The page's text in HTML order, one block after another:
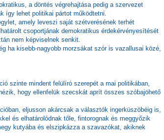
a döntés végrehajtása pedig a szervezet
így lehet politikai pártot működtetni.
amely leveszi saját szétverésének terhét
csoportjának demokratikus érdekérvényesítését
nem képviselnek senkit.
ha kisebb-nagyobb morzsákat szór is vazallusai közé,
szinte mindent felülíró szerepét a mai politikában,
hogy ellenfelük szecskát aprít összes szóbajöhető
eljusson akárcsak a választók ingerküszöbéig is,
és elhatárolódnak tőle, fintorognak és meggyőzik
kutyába és elszipkázza a szavazókat, akiknek